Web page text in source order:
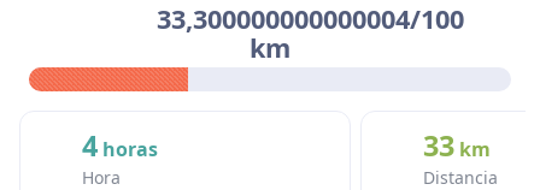
33,300000000000004/100
km
4 horas
Hora
33km
Distancia